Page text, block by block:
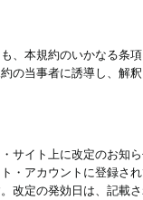
、本規約のいかなる条
の当事者に誘導し、解
サイト上に改定のお知
・アカウントに登録さ
改定の発効日は、記載